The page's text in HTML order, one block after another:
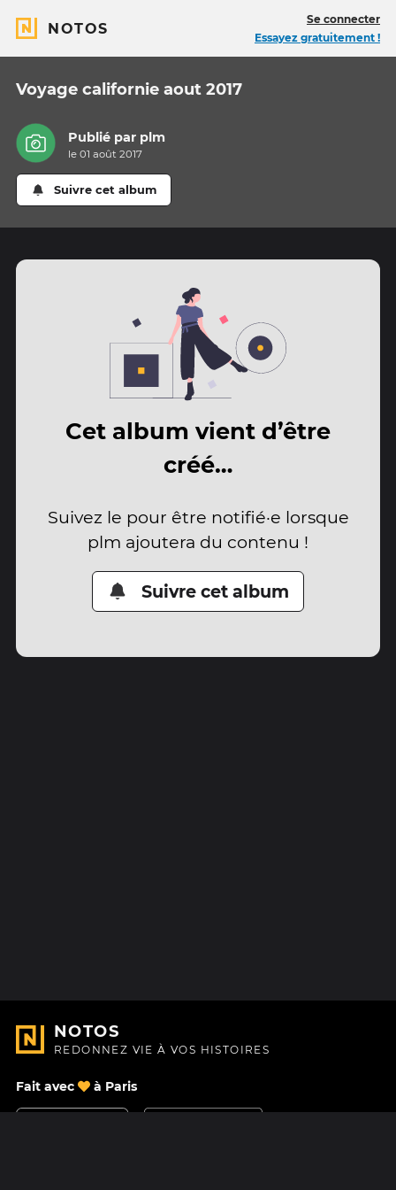
NOTOS
Se connecter
Essayez gratuitement !
Voyage californie aout 2017
Publié par plm
le 01 août 2017
Suivre cet album
Cet album vient d’être
créé…
Suivez le pour être notifié·e lorsque
plm ajoutera du contenu !
Suivre cet album
NOTOS
REDONNEZ VIE À VOS HISTOIRES
Fait avec à Paris